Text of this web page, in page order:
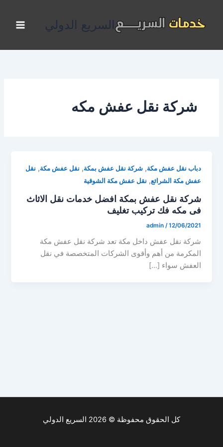
المحتوى
السريع الدولي
شركة نقل عفش مكه
دباب نقل عفش مكة,شركة نقل عفش بمكة, نقل عفش مكة, نقل
عفش مكة الشرائع, نقل عفش مكة الشوقية
شركة نقل عفش بمكة افضل خدمات نقل الاثاث
فى مكه فك تركيب تغليف
admin /12/06/2021
شركة نقل عفش داخل مكة تعد شركة نقل عفش مكة
المكرمة من أهم وأقوى الشركات المتخصصة في نقل
العفش سواء […]
كل الحقوق محفوظة © 2026 السريع الدولي